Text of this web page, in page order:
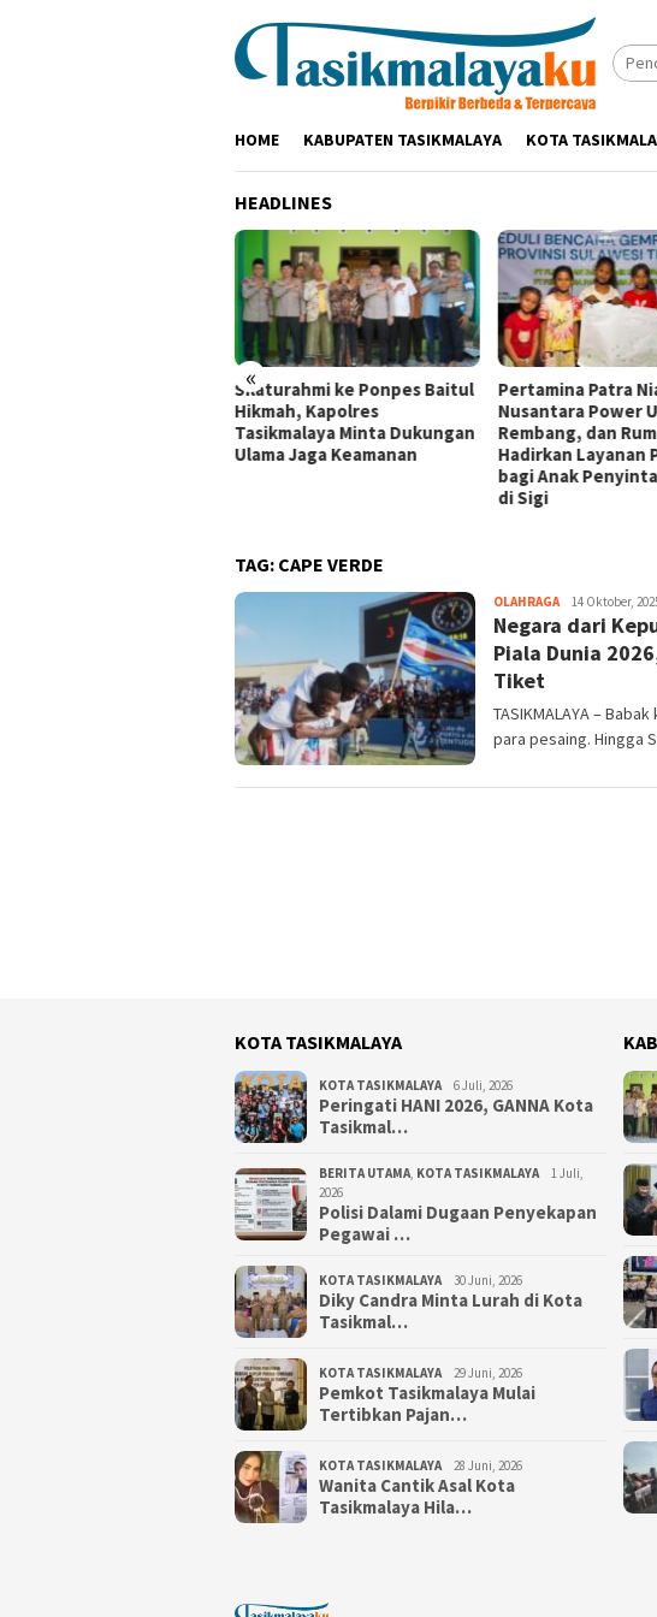
HOME KABUPATEN TASIKMALAYA KOTA
HEADLINES
«
Silaturahmi ke Ponpes Baitul
Hikmah, Kapolres
Tasikmalaya Minta Dukungan
Ulama Jaga Keamanan
Pertamina Patra
Nusantara Power
Rembang, dan
Hadirkan Layanan
bagi Anak
di Sigi
TAG: CAPE VERDE
OLAHRAGATim
Redaksi
14 Oktober,
Negara dari
Piala Dunia
Tiket
TASIKMALAYA –
para pesaing. Hingga
KOTA TASIKMALAYA
KOTA TASIKMALAYA 6 Juli, 2026
Peringati HANI 2026, GANNA Kota
Tasikmal…
BERITA UTAMA, KOTA TASIKMALAYA
1 Juli,
2026
Polisi Dalami Dugaan Penyekapan
Pegawai …
KOTA TASIKMALAYA 30 Juni, 2026
Diky Candra Minta Lurah di Kota
Tasikmal…
KOTA TASIKMALAYA 29 Juni, 2026
Pemkot Tasikmalaya Mulai
Tertibkan Pajan…
KOTA TASIKMALAYA 28 Juni, 2026
Wanita Cantik Asal Kota
Tasikmalaya Hila…